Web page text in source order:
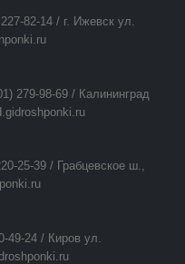
82-14 / г. Ижевск ул.
279-98-69 / Калининград
25-39 / Грабцевское ш.,
49-24 / Киров ул.